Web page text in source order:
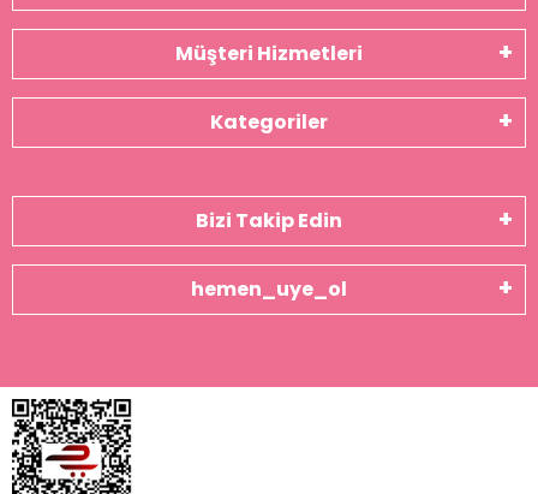
Müşteri Hizmetleri
Kategoriler
Bizi Takip Edin
hemen_uye_ol